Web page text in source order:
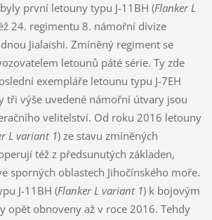
první letouny typu J-11BH (Flanker L
24. regimentu 8. námořní divize
Jialaishi. Zmíněný regiment se
letounů páté série. Ty zde
exempláře letounu typu J-7EH
tři výše uvedené námořní útvary jsou
velitelství. Od roku 2016 letouny
L variant 1) ze stavu zmíněných
též z předsunutých základen,
sporných oblastech Jihočínského moře.
J-11BH (Flanker L variant 1) k bojovým
opět obnoveny až v roce 2016. Tehdy